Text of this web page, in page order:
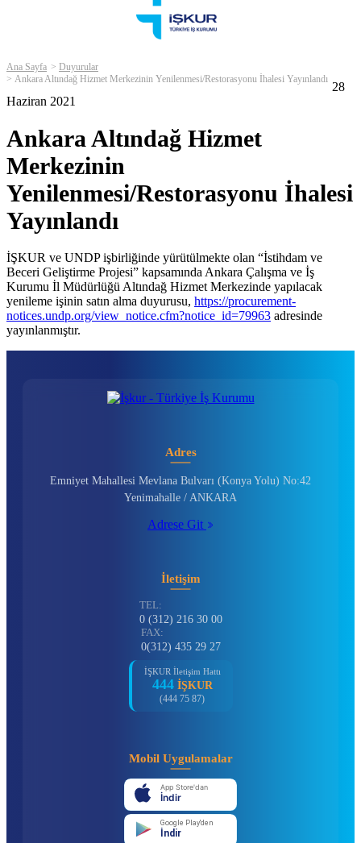
Ana Sayfa
Duyurular
Ankara Altındağ Hizmet Merkezinin Yenilenmesi/Restorasyonu İhalesi Yayınlandı
28
Haziran 2021
Ankara Altındağ Hizmet
Merkezinin
Yenilenmesi/Restorasyonu İhalesi
Yayınlandı
İŞKUR ve UNDP işbirliğinde yürütülmekte olan “İstihdam ve
Beceri Geliştirme Projesi” kapsamında Ankara Çalışma ve İş
Kurumu İl Müdürlüğü Altındağ Hizmet Merkezinde yapılacak
yenileme işinin satın alma duyurusu, https://procurement-
notices.undp.org/view_notice.cfm?notice_id=79963 adresinde
yayınlanmıştır.
Adres
Emniyet Mahallesi Mevlana Bulvarı (Konya Yolu) No:42
Yenimahalle / ANKARA
Adrese Git
İletişim
TEL:
0 (312) 216 30 00
FAX:
0(312) 435 29 27
İŞKUR İletişim Hattı
444 İŞKUR
(444 75 87)
Mobil Uygulamalar
App Store'dan
İndir
Google Play'den
İndir